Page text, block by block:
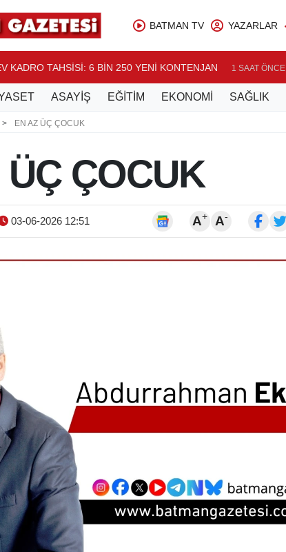
BATMAN TV YAZARLAR
KADRO TAHSİSİ: 6 BİN 250 YENİ KONTENJAN 1 SAAT ÖNCE
ASAYİŞ EĞİTİM EKONOMİ SAĞLIK
EN AZ ÜÇ ÇOCUK
ÜÇ ÇOCUK
03-06-2026 12:51 A+ A-